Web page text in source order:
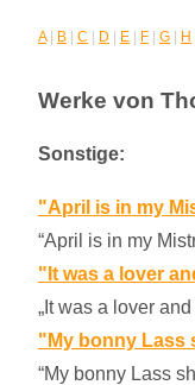
A| B C D E F G H
Werke von
Sonstige:
"April is in my
“April is in my
"It was a lover
„It was a lover
"My bonny Lass
“My bonny Lass